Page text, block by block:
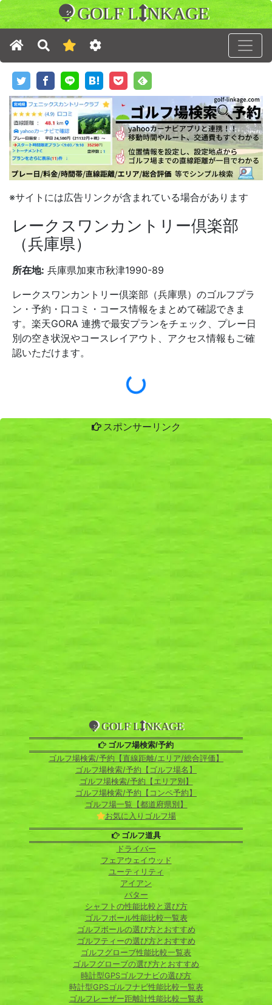
GOLF L NKAGE
※サイトには広告リンクが含まれている場合があります
レークスワンカントリー倶楽部
（兵庫県）
所在地: 兵庫県加東市秋津1990-89
レークスワンカントリー倶楽部（兵庫県）のゴルフプラ
ン・予約・口コミ・コース情報をまとめて確認できま
す。楽天GORA 連携で最安プランをチェック、プレー日
別の空き状況やコースレイアウト、アクセス情報もご確
認いただけます。
スポンサーリンク
GOLF L NKAGE
ゴルフ場検索/予約
ゴルフ場検索/予約【直線距離/エリア/総合評価】
ゴルフ場検索/予約【ゴルフ場名】
ゴルフ場検索/予約【エリア別】
ゴルフ場検索/予約【コンペ予約】
ゴルフ場一覧【都道府県別】
お気に入りゴルフ場
ゴルフ道具
ドライバー
フェアウェイウッド
ユーティリティ
アイアン
パター
シャフトの性能比較と選び方
ゴルフボール性能比較一覧表
ゴルフボールの選び方とおすすめ
ゴルフティーの選び方とおすすめ
ゴルフグローブ性能比較一覧表
ゴルフグローブの選び方とおすすめ
時計型GPSゴルフナビの選び方
時計型GPSゴルフナビ性能比較一覧表
ゴルフレーザー距離計性能比較一覧表